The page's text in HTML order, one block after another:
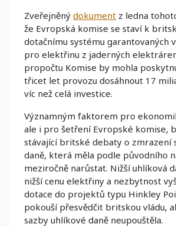
Zveřejněnýdokument z ledna
že Evropská komise se staví k
dotačnímu systému garantovaných
pro elektřinu z jaderných
propočtu Komise by mohla
třicet let provozu dosáhnout 17
víc než celá investice.
Významným faktorem pro
ale i pro šetření Evropské komise,
stávající britské debaty o zmrazení
daně, která měla podle původního
meziročně narůstat. Nižší uhlíková
nižší cenu elektřiny a nezbytnost
dotace do projektů typu Hinkley
pokouší přesvědčit britskou vládu,
sazby uhlíkové daně neupouštěla.